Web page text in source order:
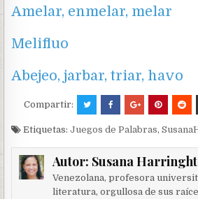
Amelar, enmelar, melar
Melifluo
Abejeo, jarbar, triar, havo
Compartir:
Etiquetas:Juegos de Palabras,
Autor: Susana
Venezolana, profesora
literatura, orgullosa de sus